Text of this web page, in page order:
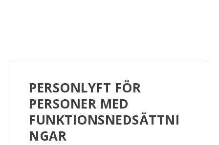
PERSONLYFT FÖR
PERSONER MED
FUNKTIONSNEDSÄTTNI
NGAR